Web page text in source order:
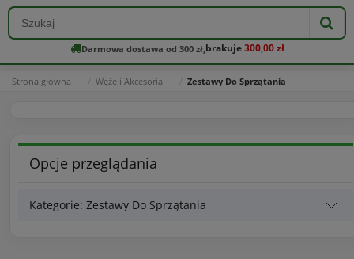
Darmowa dostawa od 300 zł, brakuje300,00 zł
Strona główna Węże i Akcesoria Zestawy Do Sprzątania
Opcje przeglądania
Kategorie: Zestawy Do Sprzątania